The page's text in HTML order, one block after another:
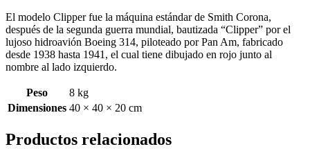
El modelo Clipper fue la máquina estándar de Smith Corona,
después de la segunda guerra mundial, bautizada “Clipper” por el
lujoso hidroavión Boeing 314, piloteado por Pan Am, fabricado
desde 1938 hasta 1941, el cual tiene dibujado en rojo junto al
nombre al lado izquierdo.
Peso
8 kg
Dimensiones 40 × 40 × 20 cm
Productos relacionados